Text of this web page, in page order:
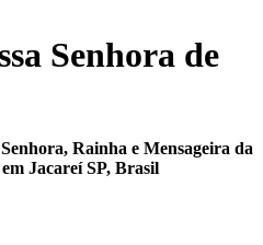
Senhora de
Rainha e Mensageira da
Jacareí SP, Brasil